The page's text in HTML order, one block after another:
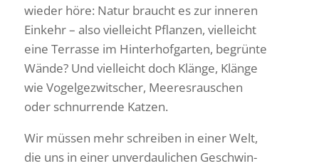
wieder höre: Natur braucht es zur inneren
Einkehr – also viel­leicht Pflanzen, viel­leicht
eine Terrasse im Hinter­hof­garten, begrünte
Wände? Und viel­leicht doch Klänge, Klänge
wie Vogel­ge­zwit­scher, Meeres­rau­schen
oder schnur­rende Katzen.
Wir müssen mehr schreiben in einer Welt,
die uns in einer unver­dau­li­chen Geschwin­